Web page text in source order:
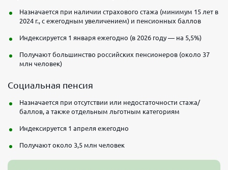
Назначается при наличии страхового стажа (минимум 15 лет в
2024 г., с ежегодным увеличением) и пенсионных баллов
Индексируется 1 января ежегодно (в 2026 году — на 5,5%)
Получают большинство российских пенсионеров (около 37
млн человек)
Социальная пенсия
Назначается при отсутствии или недостаточности стажа/
баллов, а также отдельным льготным категориям
Индексируется 1 апреля ежегодно
Получают около 3,5 млн человек